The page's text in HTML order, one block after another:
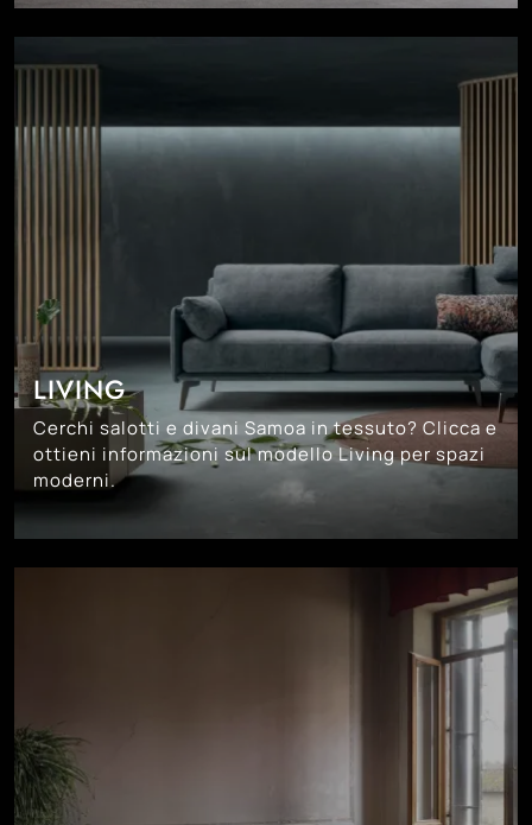
LIVING
Cerchi salotti e divani Samoa in tessuto? Clicca e
ottieni informazioni sul modello Living per spazi
moderni.